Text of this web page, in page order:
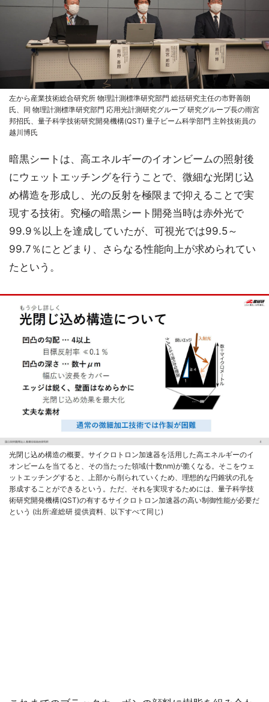
左から産業技術総合研究所 物理計測標準研究部門 総括研究主任の市野善朗
氏、同 物理計測標準研究部門 応用光計測研究グループ 研究グループ長の雨宮
邦招氏、量子科学技術研究開発機構(QST) 量子ビーム科学部門 主幹技術員の
越川博氏
暗黒シートは、高エネルギーのイオンビームの照射後
にウェットエッチングを行うことで、微細な光閉じ込
め構造を形成し、光の反射を極限まで抑えることで実
現する技術。究極の暗黒シート開発当時は赤外光で
99.9％以上を達成していたが、可視光では99.5～
99.7％にとどまり、さらなる性能向上が求められてい
たという。
光閉じ込め構造の概要。サイクロトロン加速器を活用した高エネルギーのイ
オンビームを当てると、その当たった領域(十数nm)が脆くなる。そこをウェ
ットエッチングすると、上部から削られていくため、理想的な円錐状の孔を
形成することができるという。ただ、それを実現するためには、量子科学技
術研究開発機構(QST)の有するサイクロトロン加速器の高い制御性能が必要だ
という (出所:産総研 提供資料、以下すべて同じ)